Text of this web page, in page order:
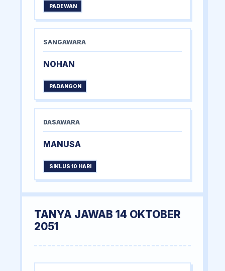
PADEWAN
SANGAWARA
NOHAN
PADANGON
DASAWARA
MANUSA
SIKLUS 10 HARI
TANYA JAWAB 14 OKTOBER
2051